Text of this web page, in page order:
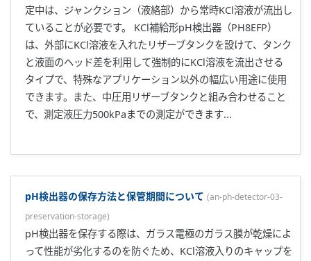
定中は、ジャンクション（液絡部）から常時KCl溶液が流出し
ていることが必要です。 KCl補給形pH検出器（PH8EFP）
は、外部にKCl溶液を入れたリザーブタンクを設けて、タンク
と液面のヘッド差を利用して強制的にKCl溶液を流出させる
タイプで、特殊なアプリケーション以外の幅広い用途に使用
できます。また、中圧用リザーブタンクと組み合わせること
で、測定液圧力500kPaまでの測定ができます...
pH検出器の保存方法と保管期間について (an-ph-detector-03-
preservation-storage)
pH検出器を保存する際は、ガラス電極のガラス膜が乾燥によ
って性能が劣化するのを防ぐため、KCl溶液入りのキャップを